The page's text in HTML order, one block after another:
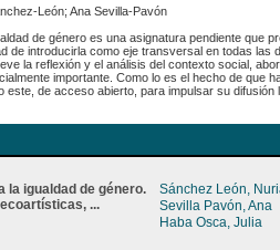
León; Ana Sevilla-Pavón
de género es una asignatura pendiente que
de introducirla como eje transversal en todas las
la reflexión y el análisis del contexto social,
importante. Como lo es el hecho de que
este, de acceso abierto, para impulsar su difusión
la igualdad de género.
...
Sánchez León,
Sevilla Pavón, Ana
Haba Osca, Julia